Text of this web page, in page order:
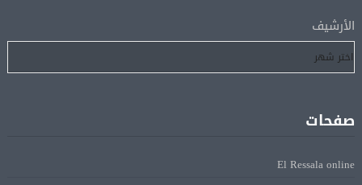
والأهلى 11 أكتوبر
مباحثات لبنانية – أممية حول دعم لبنان وتطورات الأوضاع
الأرشيف
صفحات
El Ressala online